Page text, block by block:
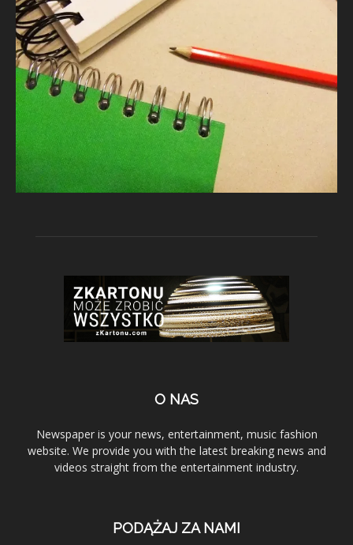
O NAS
Newspaper is your news, entertainment, music fashion
website. We provide you with the latest breaking news and
videos straight from the entertainment industry.
PODĄŻAJ ZA NAMI